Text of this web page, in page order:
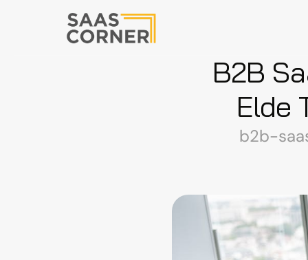
B2B
Elde
b2b-